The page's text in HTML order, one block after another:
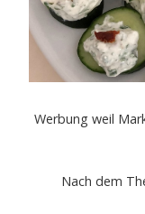
Werbung weil
Nach dem